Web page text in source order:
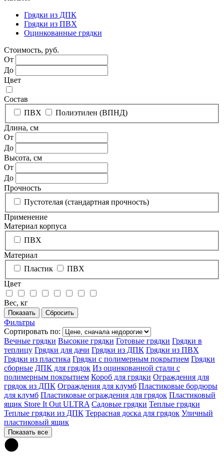
Грядки из ДПК
Грядки из ПВХ
Оцинкованные грядки
Стоимость, руб.
От
До
Цвет
Состав
ПВХ
Полиэтилен (ВПНД)
Длина, см
От
До
Высота, см
От
До
Прочность
Пустотелая (стандартная прочность)
Применение
Материал корпуса
ПВХ
Материал
Пластик
ПВХ
Цвет
Вес, кг
Фильтры
Сортировать по:
Вечные грядки Высокие грядки Готовые грядки Грядки в
теплицу Грядки для дачи Грядки из ДПК Грядки из ПВХ
Грядки из пластика Грядки с полимерным покрытием Грядки
сборные ДПК для грядок Из оцинкованной стали с
полимерным покрытием Короб для грядки Ограждения для
грядок из ДПК Ограждения для клумб Пластиковые бордюры
для клумб Пластиковые ограждения для грядок Пластиковый
ящик Store It Out ULTRA Садовые грядки Теплые грядки
Теплые грядки из ДПК Террасная доска для грядок Уличный
пластиковый ящик
Показать все